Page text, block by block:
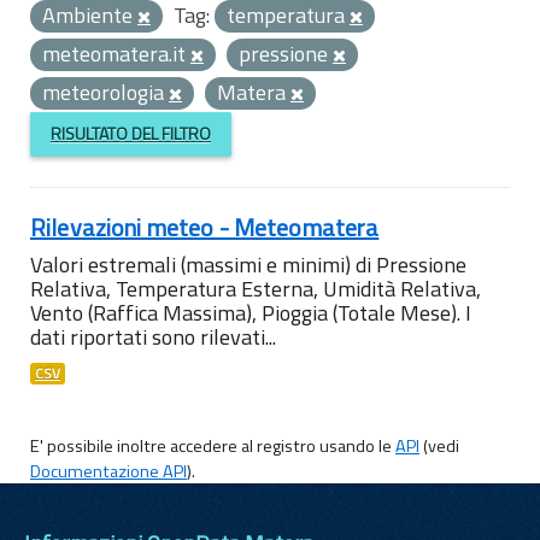
Ambiente
Tag: temperatura
meteomatera.it
pressione
meteorologia
Matera
RISULTATO DEL FILTRO
Rilevazioni meteo - Meteomatera
Valori estremali (massimi e minimi) di Pressione
Relativa, Temperatura Esterna, Umidità Relativa,
Vento (Raffica Massima), Pioggia (Totale Mese). I
dati riportati sono rilevati...
CSV
E' possibile inoltre accedere al registro usando leAPI(vedi
Documentazione API).